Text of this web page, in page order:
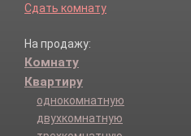
Сдать комнату
На продажу:
Комнату
Квартиру
однокомнатную
двухкомнатную